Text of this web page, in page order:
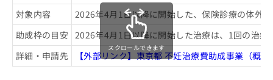
対象内容
2026年4月1日以降に開始した、保険診療の体外
助成枠の目安 2026年4月1日以降に開始した治療は、1回の治療
詳細・申請先
【外部リンク】東京都 不妊治療費助成事業（概要
スクロールできます
報
の
修
正
は
こ
お
申
し
込
み
は